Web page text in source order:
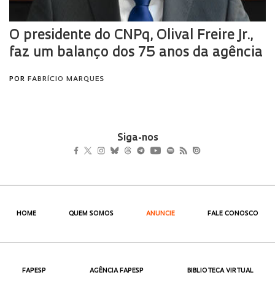
Siga-nos
HOME QUEM SOMOS ANUNCIE FALE CONOSCO
FAPESP AGÊNCIA FAPESP BIBLIOTECA VIRTUAL